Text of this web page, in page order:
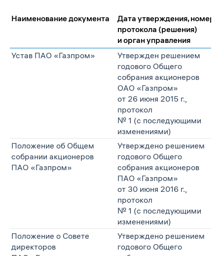
Наименование документа
Дата утверждения, номер
протокола (решения)
и орган управления
Устав ПАО «Газпром»
Утвержден решением
годового Общего
собрания акционеров
ОАО «Газпром»
от 26 июня 2015 г.,
протокол
№ 1 (с последующими
изменениями)
Положение об Общем
собрании акционеров
ПАО «Газпром»
Утверждено решением
годового Общего
собрания акционеров
ПАО «Газпром»
от 30 июня 2016 г.,
протокол
№ 1 (с последующими
изменениями)
Положение о Совете
директоров
Утверждено решением
годового Общего